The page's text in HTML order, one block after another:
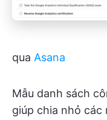
qua Asana
Mẫu danh sách
giúp chia nhỏ